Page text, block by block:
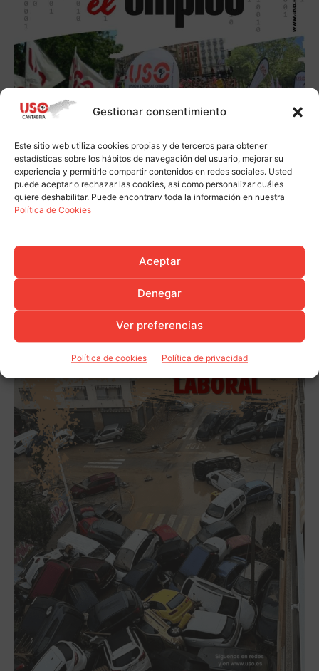
Gestionar consentimiento
Este sitio web utiliza cookies propias y de terceros para obtener
estadísticas sobre los hábitos de navegación del usuario, mejorar su
experiencia y permitirle compartir contenidos en redes sociales. Usted
puede aceptar o rechazar las cookies, así como personalizar cuáles
quiere deshabilitar. Puede encontrarv toda la información en nuestra
Política de Cookies
Aceptar
Denegar
Ver preferencias
Política de cookies Política de privacidad